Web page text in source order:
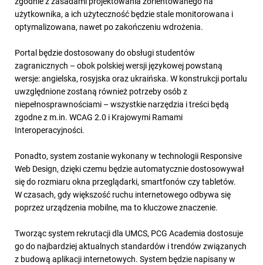
użytkownika, a ich użyteczność będzie stale monitorowana i
optymalizowana, nawet po zakończeniu wdrożenia.
Portal będzie dostosowany do obsługi studentów
zagranicznych – obok polskiej wersji językowej powstaną
wersje: angielska, rosyjska oraz ukraińska. W konstrukcji portalu
uwzględnione zostaną również potrzeby osób z
niepełnosprawnościami – wszystkie narzędzia i treści będą
zgodne z m.in. WCAG 2.0 i Krajowymi Ramami
Interoperacyjności.
Ponadto, system zostanie wykonany w technologii Responsive
Web Design, dzięki czemu będzie automatycznie dostosowywał
się do rozmiaru okna przeglądarki, smartfonów czy tabletów.
W czasach, gdy większość ruchu internetowego odbywa się
poprzez urządzenia mobilne, ma to kluczowe znaczenie.
Tworząc system rekrutacji dla UMCS, PCG Academia dostosuje
go do najbardziej aktualnych standardów i trendów związanych
z budową aplikacji internetowych. System będzie napisany w